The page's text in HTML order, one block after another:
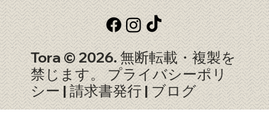
Tora © 2026. 無断転載・複製を
禁じます。プライバシーポリ
シー|請求書発行|ブログ